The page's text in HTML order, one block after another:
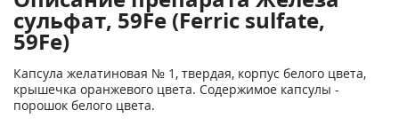
сульфат, 59Fe (Ferric sulfate,
59Fe)
Капсула желатиновая № 1, твердая, корпус белого цвета,
крышечка оранжевого цвета. Содержимое капсулы -
порошок белого цвета.